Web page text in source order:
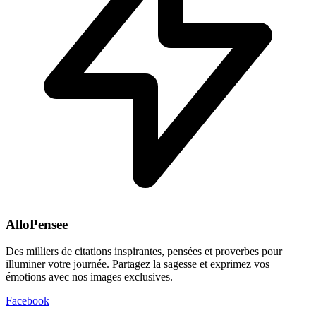
AlloPensee
Des milliers de citations inspirantes, pensées et proverbes pour
illuminer votre journée. Partagez la sagesse et exprimez vos
émotions avec nos images exclusives.
Facebook